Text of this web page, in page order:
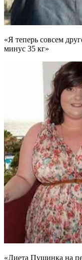
«Я теперь совсем
минус 35 кг»
«Диета Пушинка на